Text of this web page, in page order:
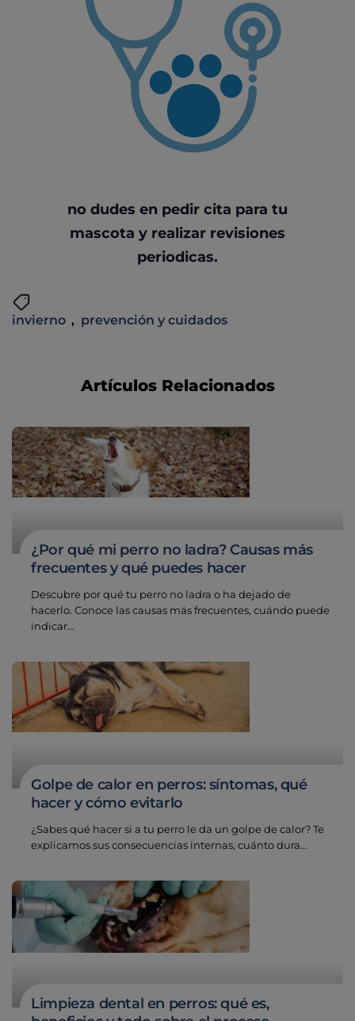
no dudes en pedir cita para tu
mascota y realizar revisiones
periodicas.
invierno , prevención y cuidados
Artículos Relacionados
¿Por qué mi perro no ladra? Causas más
frecuentes y qué puedes hacer
Descubre por qué tu perro no ladra o ha dejado de
hacerlo. Conoce las causas más frecuentes, cuándo puede
indicar…
Golpe de calor en perros: síntomas, qué
hacer y cómo evitarlo
¿Sabes qué hacer si a tu perro le da un golpe de calor? Te
explicamos sus consecuencias internas, cuánto dura…
Limpieza dental en perros: qué es,